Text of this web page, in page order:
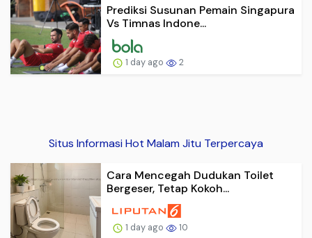
Prediksi Susunan Pemain Singapura
Vs Timnas Indone...
1 day ago 2
Situs Informasi Hot Malam Jitu Terpercaya
Cara Mencegah Dudukan Toilet
Bergeser, Tetap Kokoh...
1 day ago 10